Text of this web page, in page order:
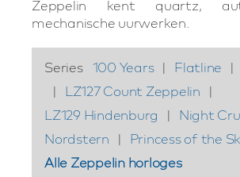
Zeppelin kent quartz,
mechanische uurwerken.
Series 100 Years | Flatline |
|
LZ127 Count Zeppelin
|
LZ129 Hindenburg
| Night
Nordstern
| Princess of the
Alle Zeppelin horloges